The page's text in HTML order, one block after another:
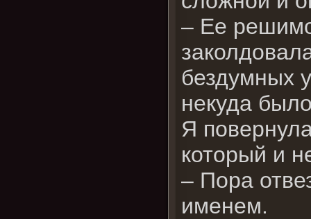
– Ее
бездумных
некуда
Я
который и
– Пора
именем.